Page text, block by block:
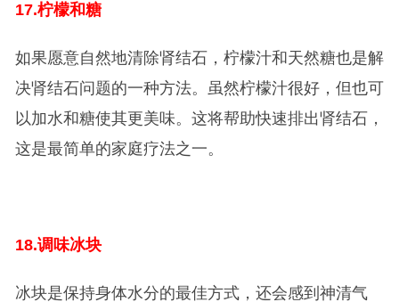
17.柠檬和糖
如果愿意自然地清除肾结石，柠檬汁和天然糖也是解
决肾结石问题的一种方法。虽然柠檬汁很好，但也可
以加水和糖使其更美味。这将帮助快速排出肾结石，
这是最简单的家庭疗法之一。
18.调味冰块
冰块是保持身体水分的最佳方式，还会感到神清气